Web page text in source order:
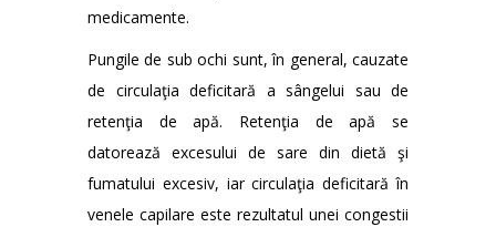
medicamente.
Pungile de sub ochi sunt, în general, cauzate
de circulaţia deficitară a sângelui sau de
retenţia de apă. Retenţia de apă se
datorează excesului de sare din dietă şi
fumatului excesiv, iar circulaţia deficitară în
venele capilare este rezultatul unei congestii